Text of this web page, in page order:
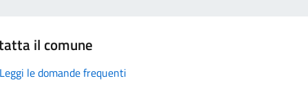
il comune
Leggi le domande frequenti